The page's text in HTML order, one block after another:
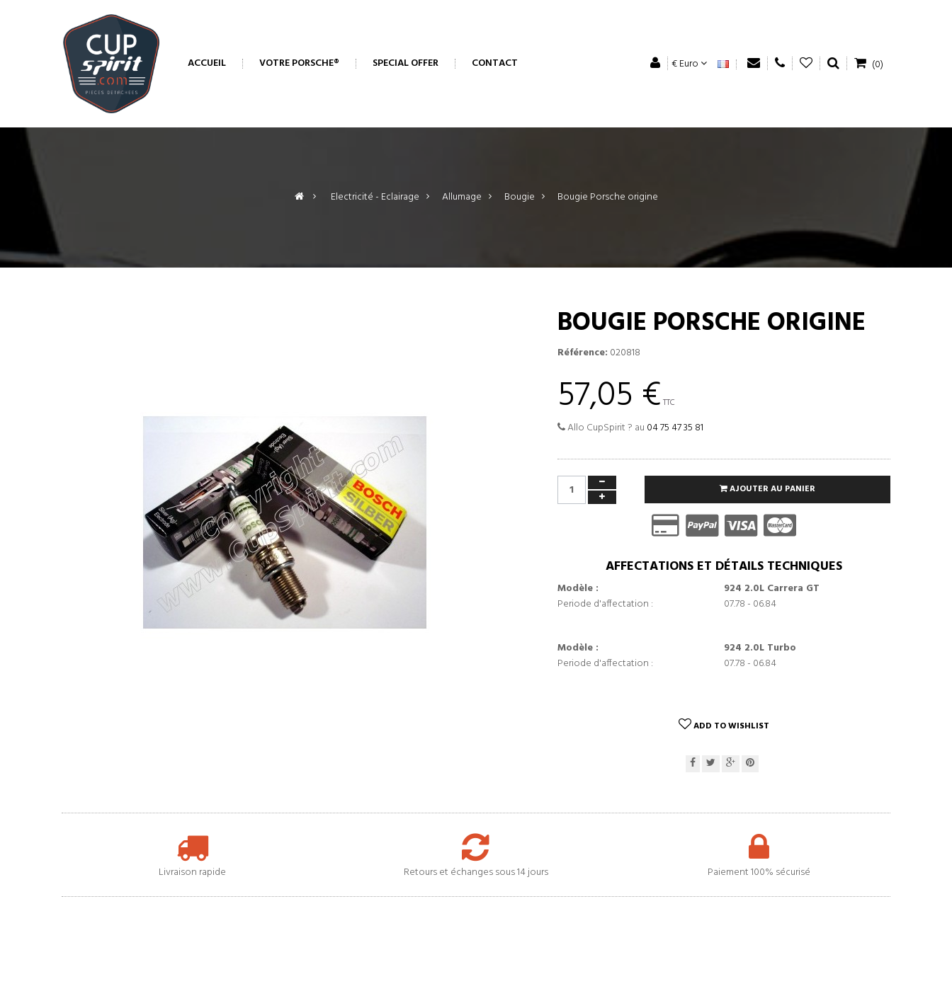
ACCUEIL VOTRE PORSCHE® SPECIAL OFFER CONTACT € Euro (0)
> Electricité - Eclairage > Allumage > Bougie > Bougie Porsche origine
BOUGIE PORSCHE ORIGINE
Référence: 020818
57,05 € TTC
Allo CupSpirit ? au 04 75 47 35 81
AJOUTER AU PANIER
AFFECTATIONS ET DÉTAILS TECHNIQUES
Modèle :
924 2.0L Carrera GT
Periode d'affectation :
07.78 - 06.84
Modèle :
924 2.0L Turbo
Periode d'affectation :
07.78 - 06.84
ADD TO WISHLIST
Livraison rapide Retours et échanges sous 14 jours Paiement 100% sécurisé